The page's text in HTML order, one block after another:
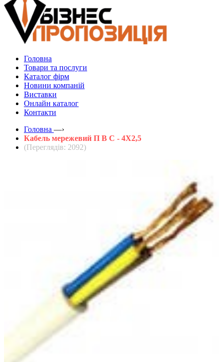
Головна
Товари та послуги
Каталог фірм
Новини компаній
Виставки
Онлайн каталог
Контакти
Головна —›
Кабель мережевий П В С - 4Х2,5
(Переглядів: 2092)